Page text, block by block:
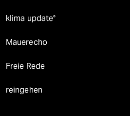
klima update°
Mauerecho
Freie Rede
reingehen